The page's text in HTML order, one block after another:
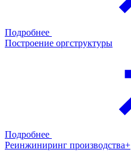
Подробнее
Построение оргструктуры
Подробнее
Реинжиниринг производства+